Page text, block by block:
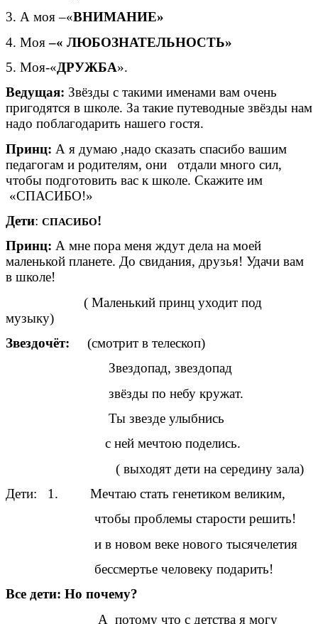
3. А моя –«ВНИМАНИЕ»
4. Моя–« ЛЮБОЗНАТЕЛЬНОСТЬ»
5. Моя-«ДРУЖБА».
Ведущая: Звёзды с такими именами вам очень
пригодятся в школе. За такие путеводные звёзды нам
надо поблагодарить нашего гостя.
Принц: А я думаю ,надо сказать спасибо вашим
педагогам и родителям, они отдали много сил,
чтобы подготовить вас к школе. Скажите им
«СПАСИБО!»
Дети: СПАСИБО!
Принц: А мне пора меня ждут дела на моей
маленькой планете. До свидания, друзья! Удачи вам
в школе!
( Маленький принц уходит под
музыку)
Звездочёт: (смотрит в телескоп)
Звездопад, звездопад
звёзды по небу кружат.
Ты звезде улыбнись
с ней мечтою поделись.
( выходят дети на середину зала)
Дети: 1. Мечтаю стать генетиком великим,
чтобы проблемы старости решить!
и в новом веке нового тысячелетия
бессмертье человеку подарить!
Все дети: Но почему?
А потому что с детства я могу